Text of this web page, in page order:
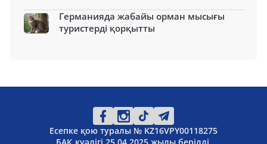
Германияда жабайы орман мысығы
туристерді қорқытты
Есепке қою туралы № KZ16VPY00118275